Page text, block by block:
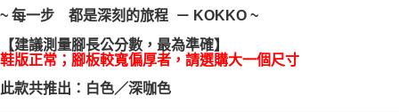
※ 請注意：結帳手續完成當下不需立刻繳費，但若您需要取消訂單，請聯絡
購買商品的店家。未經商家同意取消之訂單仍視為有效，需透過AFTEE先享
後付繳納相關費用。
※ 交易是否成功請以「AFTEE先享後付 」之結帳頁面顯示為準，若有關於
客戶支援中心」https://netprotections.freshdesk.com/support/home
~ 每一步 都是深刻的旅程 － KOKKO ~
【建議測量腳長公分數，最為準確】
鞋版正常；腳板較寬偏厚者，請選購大一個尺寸
此款共推出：白色／深咖色